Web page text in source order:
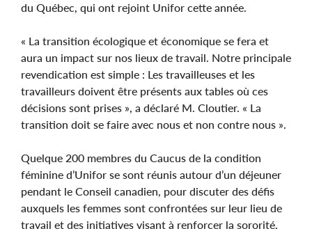
du Québec, qui ont rejoint Unifor cette année.
« La transition écologique et économique se fera et
aura un impact sur nos lieux de travail. Notre principale
revendication est simple : Les travailleuses et les
travailleurs doivent être présents aux tables où ces
décisions sont prises », a déclaré M. Cloutier. « La
transition doit se faire avec nous et non contre nous ».
Quelque 200 membres du Caucus de la condition
féminine d’Unifor se sont réunis autour d’un déjeuner
pendant le Conseil canadien, pour discuter des défis
auxquels les femmes sont confrontées sur leur lieu de
travail et des initiatives visant à renforcer la sororité,